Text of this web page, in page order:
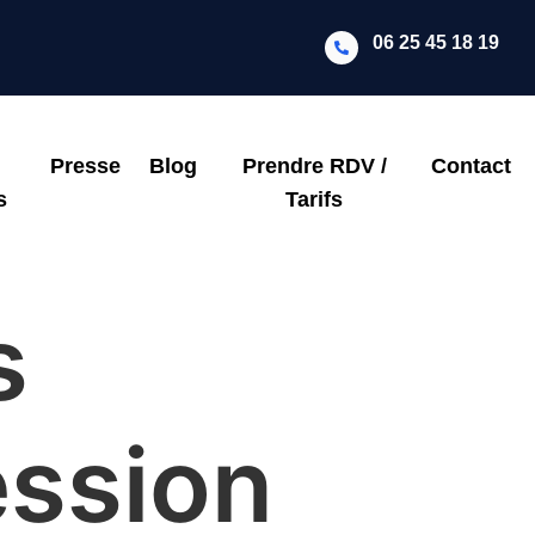
06 25 45 18 19
Presse Blog
Prendre RDV /
Tarifs
Contact